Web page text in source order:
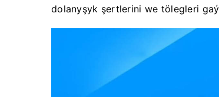
dolanyşyk şertlerini we tölegleri